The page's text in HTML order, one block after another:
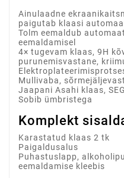
Ainulaadne
paigutab klaasi
Tolm eemaldub
eemaldamisel
4× tugevam klaas, 9H
purunemisvastane,
Mullivaba,
Jaapani Asahi klaas,
Sobib ümbristega
Komplekt
Karastatud klaas 2 tk
Paigaldusalus
Puhastuslapp,
eemaldamise kleebis